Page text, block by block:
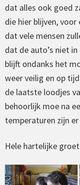
dat alles ook goed
die hier blijven,
dat vele mensen
dat de auto’s niet
blijft ondanks het
weer veilig en op
de laatste loodjes
behoorlijk moe na
temperaturen zijn
Hele hartelijke